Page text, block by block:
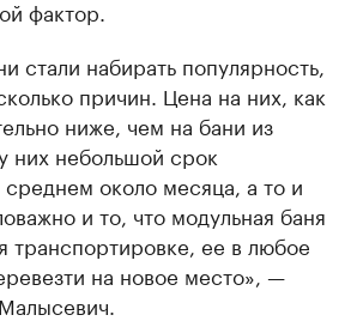
фактор.
стали набирать популярность,
причин. Цена на них, как
ниже, чем на бани из
них небольшой срок
среднем около месяца, а то и
и то, что модульная баня
транспортировке, ее в любое
на новое место», —